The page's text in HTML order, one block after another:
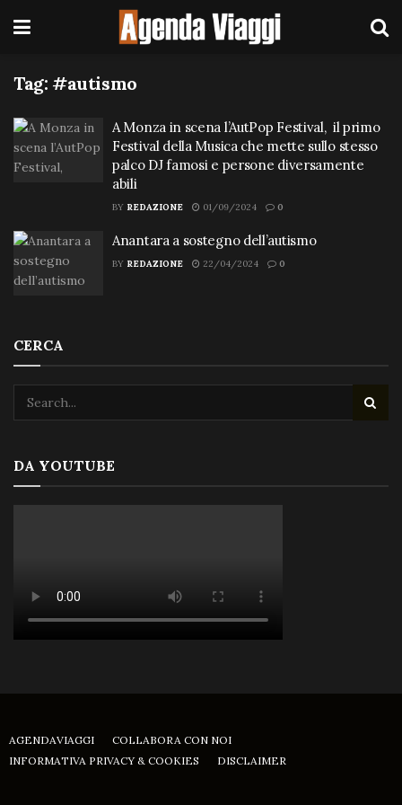
Tag: #autismo
A Monza in scena l’AutPop Festival, il primo
Festival della Musica che mette sullo stesso
palco DJ famosi e persone diversamente
abili
BY REDAZIONE 01/09/2024 0
Anantara a sostegno dell’autismo
BY REDAZIONE 22/04/2024 0
CERCA
DA YOUTUBE
AGENDAVIAGGI
COLLABORA CON NOI
INFORMATIVA PRIVACY & COOKIES
DISCLAIMER